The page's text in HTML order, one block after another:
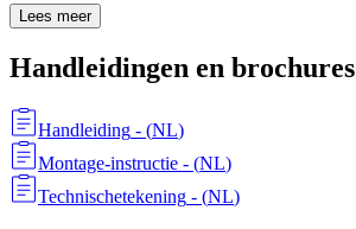
Lees meer
Handleidingen en brochures
Handleiding - (NL)
Montage-instructie - (NL)
Technischetekening - (NL)